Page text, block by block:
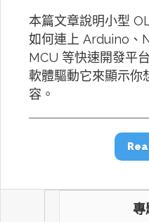
本篇文章說明小型
如何連上 Arduino、
MCU 等快速開發平
軟體驅動它來顯示你
容。
專